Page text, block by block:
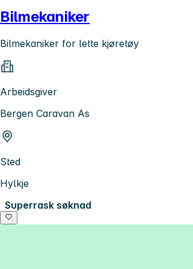
Bilmekaniker
Bilmekaniker for lette kjøretøy
Arbeidsgiver
Bergen Caravan As
Sted
Hylkje
Superrask søknad